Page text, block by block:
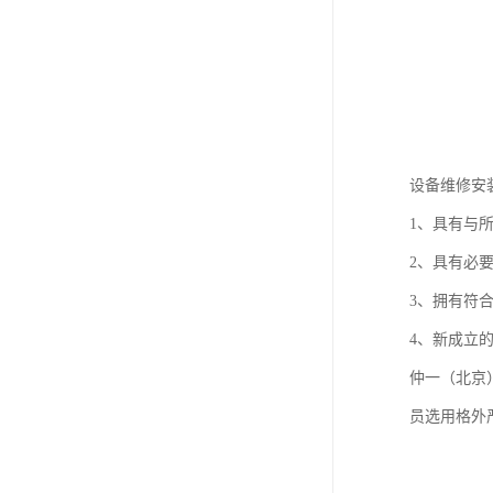
设备维修安
1、具有与
2、具有必
3、拥有符
4、新成立
仲一（北京
员选用格外